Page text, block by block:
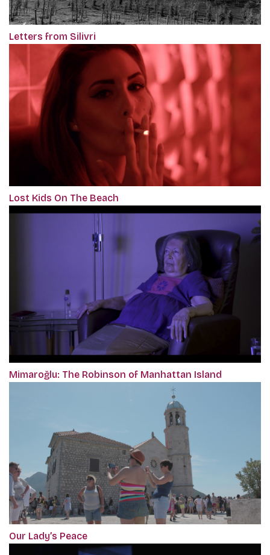
Letters from Silivri
Lost Kids On The Beach
Mimaroğlu: The Robinson of Manhattan Island
Our Lady’s Peace